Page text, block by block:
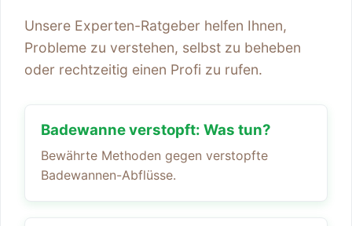
Unsere Experten-Ratgeber helfen Ihnen,
Probleme zu verstehen, selbst zu beheben
oder rechtzeitig einen Profi zu rufen.
Badewanne verstopft: Was tun?
Bewährte Methoden gegen verstopfte
Badewannen-Abflüsse.